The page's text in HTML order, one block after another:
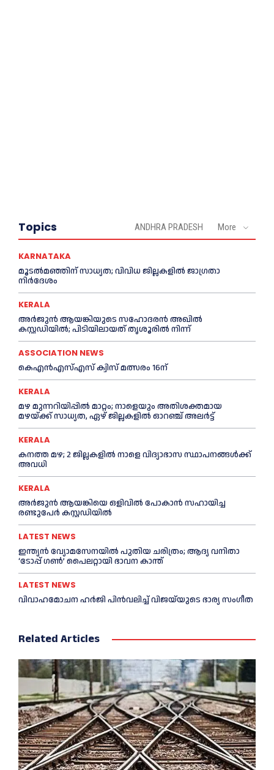
Topics ANDHRA PRADESH More
KARNATAKA
മൂടൽമഞ്ഞിന് സാധ്യത; വിവിധ ജില്ലകളിൽ ജാഗ്രതാ
നിർദേശം
KERALA
അര്‍ജുന്‍ ആയങ്കിയുടെ സഹോദരന്‍ അഖില്‍
കസ്റ്റഡിയില്‍; പിടിയിലായത് തൃശൂരില്‍ നിന്ന്
ASSOCIATION NEWS
കെഎൻഎസ്എസ് ക്വിസ് മത്സരം 16ന്
KERALA
മഴ മുന്നറിയിപ്പിൽ മാറ്റം; നാളെയും അതിശക്തമായ
മഴയ്ക്ക് സാധ്യത, ഏഴ് ജില്ലകളിൽ ഓറഞ്ച് അലർട്ട്
KERALA
കനത്ത മഴ; 2 ജില്ലകളില്‍ നാളെ വിദ്യാഭാസ സ്ഥാപനങ്ങള്‍ക്ക്
അവധി
KERALA
അര്‍ജുന്‍ ആയങ്കിയെ ഒളിവില്‍ പോകാന്‍ സഹായിച്ച
രണ്ടുപേര്‍ കസ്റ്റഡിയില്‍
LATEST NEWS
ഇന്ത്യൻ വ്യോമസേനയില്‍ പുതിയ ചരിത്രം; ആദ്യ വനിതാ
‘ടോപ്പ് ഗണ്‍’ പൈലറ്റായി ഭാവന കാന്ത്
LATEST NEWS
വിവാഹമോചന ഹര്‍ജി പിൻവലിച്ച്‌ വിജയ്‌യുടെ ഭാര്യ സംഗീത
Related Articles